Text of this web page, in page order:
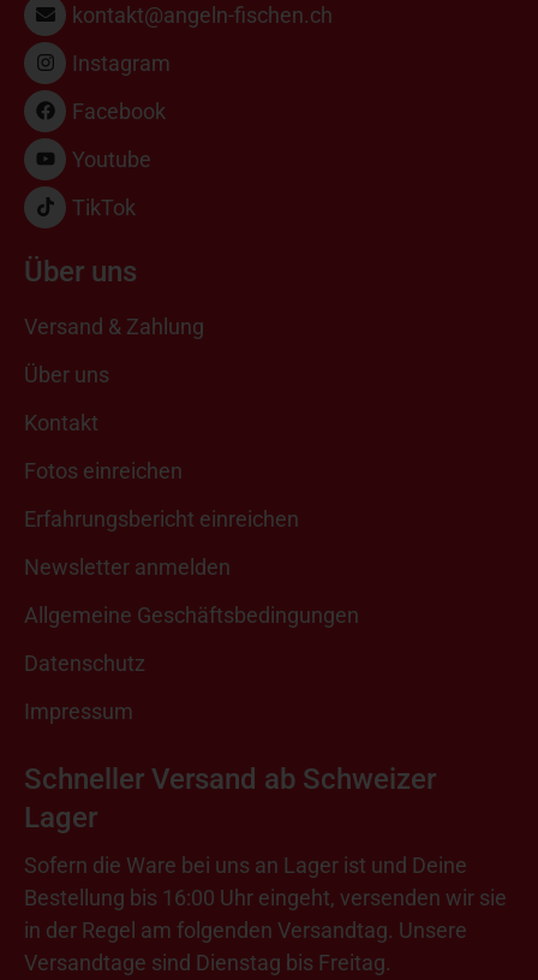
kontakt@angeln-fischen.ch
Instagram
Facebook
Youtube
TikTok
Über uns
Versand & Zahlung
Über uns
Kontakt
Fotos einreichen
Erfahrungsbericht einreichen
Newsletter anmelden
Allgemeine Geschäftsbedingungen
Datenschutz
Impressum
Schneller Versand ab Schweizer
Lager
Sofern die Ware bei uns an Lager ist und Deine
Bestellung bis 16:00 Uhr eingeht, versenden wir sie
in der Regel am folgenden Versandtag. Unsere
Versandtage sind Dienstag bis Freitag.